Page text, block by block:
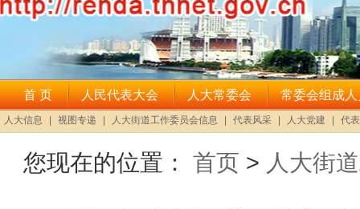
您现在的位置： 首页 > 人大街